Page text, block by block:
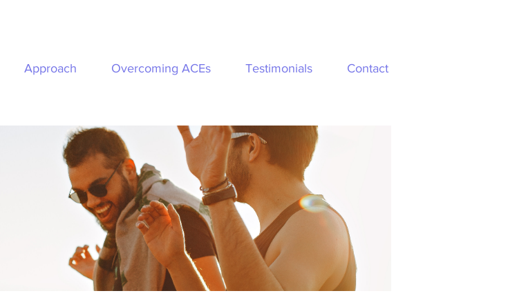
Approach Overcoming ACEs Testimonials Contact